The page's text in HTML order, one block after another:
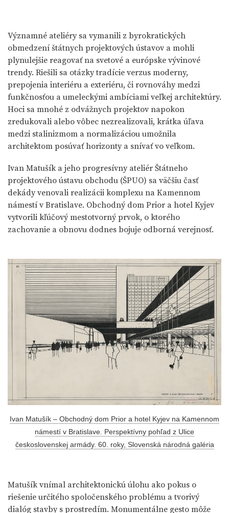
Významné ateliéry sa vymanili z byrokratických
obmedzení štátnych projektových ústavov a mohli
plynulejšie reagovať na svetové a európske vývinové
trendy. Riešili sa otázky tradície verzus moderny,
prepojenia interiéru a exteriéru, či rovnováhy medzi
funkčnosťou a umeleckými ambíciami veľkej architektúry.
Hoci sa mnohé z odvážnych projektov napokon
zredukovali alebo vôbec nezrealizovali, krátka úľava
medzi stalinizmom a normalizáciou umožnila
architektom posúvať horizonty a snívať vo veľkom.
Ivan Matušík a jeho progresívny ateliér Štátneho
projektového ústavu obchodu (ŠPUO) sa väčšiu časť
dekády venovali realizácii komplexu na Kamennom
námestí v Bratislave. Obchodný dom Prior a hotel Kyjev
vytvorili kľúčový mestotvorný prvok, o ktorého
zachovanie a obnovu dodnes bojuje odborná verejnosť.
Ivan Matušík – Obchodný dom Prior a hotel Kyjev na Kamennom
námestí v Bratislave. Perspektívny pohľad z Ulice
československej armády. 60. roky, Slovenská národná galéria
Matušík vnímal architektonickú úlohu ako pokus o
riešenie určitého spoločenského problému a tvorivý
dialóg stavby s prostredím. Monumentálne gesto môže